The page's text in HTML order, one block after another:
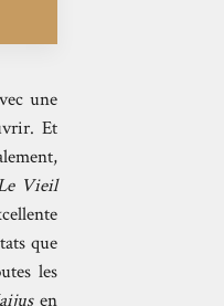
une
Et
Vieil
que
les
en